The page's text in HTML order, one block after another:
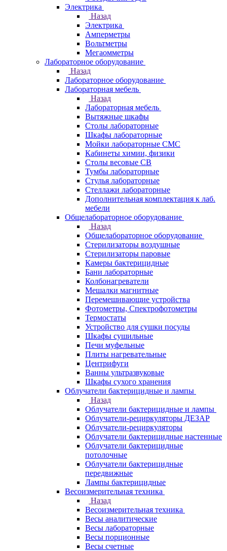
Электрика
Назад
Электрика
Амперметры
Вольтметры
Мегаомметры
Лабораторное оборудование
Назад
Лабораторное оборудование
Лабораторная мебель
Назад
Лабораторная мебель
Вытяжные шкафы
Столы лабораторные
Шкафы лабораторные
Мойки лабораторные СМС
Кабинеты химии, физики
Столы весовые СВ
Тумбы лабораторные
Стулья лабораторные
Стеллажи лабораторные
Дополнительная комплектация к лаб.
мебели
Общелабораторное оборудование
Назад
Общелабораторное оборудование
Стерилизаторы воздушные
Стерилизаторы паровые
Камеры бактерицидные
Бани лабораторные
Колбонагреватели
Мешалки магнитные
Перемешивающие устройства
Фотометры, Спектрофотометры
Термостаты
Устройство для сушки посуды
Шкафы сушильные
Печи муфельные
Плиты нагревательные
Центрифуги
Ванны ультразвуковые
Шкафы сухого хранения
Облучатели бактерицидные и лампы
Назад
Облучатели бактерицидные и лампы
Облучатели-рециркуляторы ДЕЗАР
Облучатели-рециркуляторы
Облучатели бактерицидные настенные
Облучатели бактерицидные
потолочные
Облучатели бактерицидные
передвижные
Лампы бактерицидные
Весоизмерительная техника
Назад
Весоизмерительная техника
Весы аналитические
Весы лабораторные
Весы порционные
Весы счетные